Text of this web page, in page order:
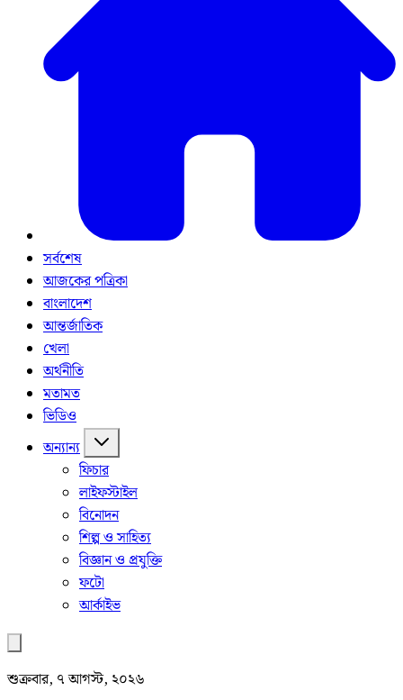
সর্বশেষ
আজকের পত্রিকা
বাংলাদেশ
আন্তর্জাতিক
খেলা
অর্থনীতি
মতামত
ভিডিও
অন্যান্য
ফিচার
লাইফস্টাইল
বিনোদন
শিল্প ও সাহিত্য
বিজ্ঞান ও প্রযুক্তি
ফটো
আর্কাইভ
শুক্রবার, ৭ আগস্ট, ২০২৬